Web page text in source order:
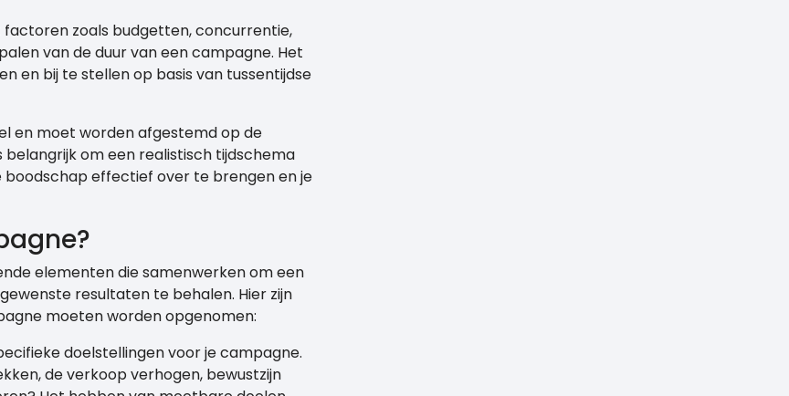
zoals budgetten, concurrentie,
van de duur van een campagne. Het
en bij te stellen op basis van tussentijdse
en moet worden afgestemd op de
om een realistisch tijdschema
effectief over te brengen en je
elementen die samenwerken om een
resultaten te behalen. Hier zijn
moeten worden opgenomen:
doelstellingen voor je campagne.
de verkoop verhogen, bewustzijn